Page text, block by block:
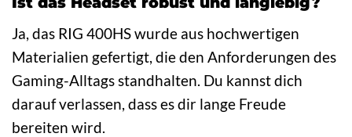
Ja, das RIG 400HS wurde aus hochwertigen
Materialien gefertigt, die den Anforderungen des
Gaming-Alltags standhalten. Du kannst dich
darauf verlassen, dass es dir lange Freude
bereiten wird.